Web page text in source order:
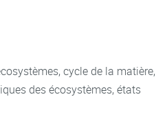
cycle de la matière,
des écosystèmes, états